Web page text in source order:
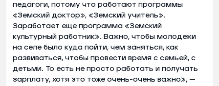
педагоги, потому что работают программы
«Земский доктор», «Земский учитель».
Заработает еще программа «Земский
культурный работник». Важно, чтобы молодежи
на селе было куда пойти, чем заняться, как
развиваться, чтобы провести время с семьей, с
детьми. То есть не просто работать и получать
зарплату, хотя это тоже очень-очень важно», —